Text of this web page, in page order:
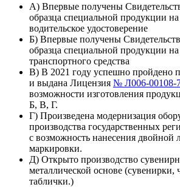
А) Впервые получены
образца специальной продукции
водительское удостоверение
Б) Впервые получены
образца специальной продукции
транспортного средства
В) В 2021 году успешно пройдено
и выдана Лицензия № Л006-00108-
возможности изготовления
Б, В, Г.
Г) Произведена модернизация
производства государственных
с возможность нанесения двойной
маркировки.
Д) Открыто производство
металлической основе (сувенирки,
таблички.)